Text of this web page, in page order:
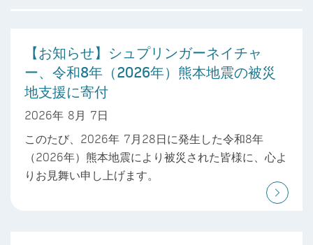
【お知らせ】シュプリンガーネイチャ
ー、令和8年（2026年）熊本地震の被災
地支援に寄付
2026年 8月 7日
このたび、2026年 7月28日に発生した令和8年
（2026年）熊本地震により被災された皆様に、心よ
りお見舞い申し上げます。